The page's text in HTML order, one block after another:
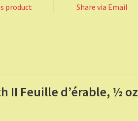
product Share via Email
II Feuille d’érable, ½ oz